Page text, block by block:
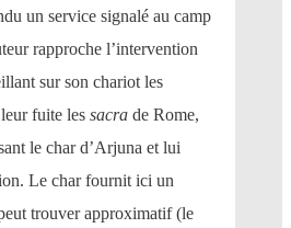
un service signalé au camp
rapproche l’intervention
sur son chariot les
fuite les sacra de Rome,
le char d’Arjuna et lui
Le char fournit ici un
trouver approximatif (le